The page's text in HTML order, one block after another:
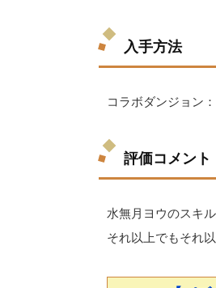
入手方法
コラボダンジョン
評価コメント
水無月ヨウのスキ
それ以上でもそれ